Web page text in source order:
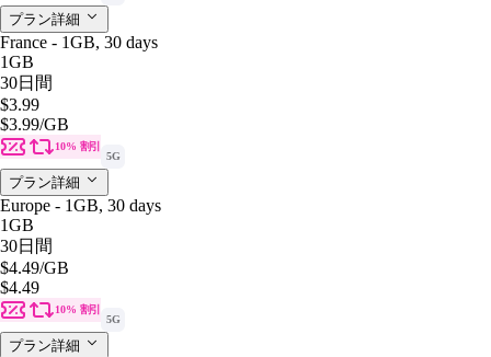
プラン詳細
France - 1GB, 30 days
1GB
30日間
$3.99
$3.99/GB
10% 割引
5G
プラン詳細
Europe - 1GB, 30 days
1GB
30日間
$4.49/GB
$4.49
10% 割引
5G
プラン詳細